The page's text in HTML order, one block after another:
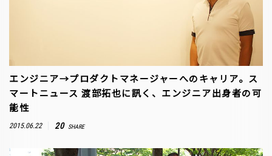
エンジニア→プロダクトマネージャーへのキャリア。ス
マートニュース 渡部拓也に訊く、エンジニア出身者の可
能性
2015.06.22 20 SHARE